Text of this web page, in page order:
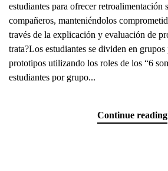
estudiantes para ofrecer retroalimentación
compañeros, manteniéndolos
través de la explicación y evaluación de
trata?Los estudiantes se dividen en
prototipos utilizando los roles de los “6
estudiantes por grupo...
Continue reading